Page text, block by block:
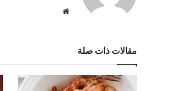
مقالات ذات صلة